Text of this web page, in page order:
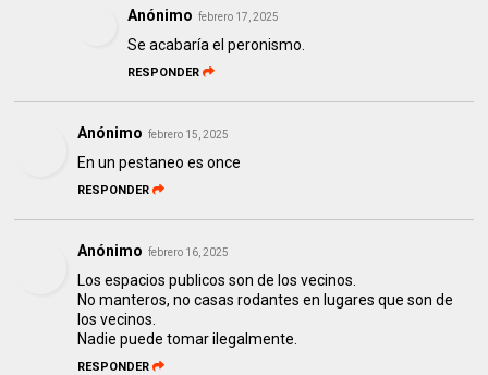
Anónimo febrero 17, 2025
Se acabaría el peronismo.
RESPONDER
Anónimo febrero 15, 2025
En un pestaneo es once
RESPONDER
Anónimo febrero 16, 2025
Los espacios publicos son de los vecinos.
No manteros, no casas rodantes en lugares que son de
los vecinos.
Nadie puede tomar ilegalmente.
RESPONDER